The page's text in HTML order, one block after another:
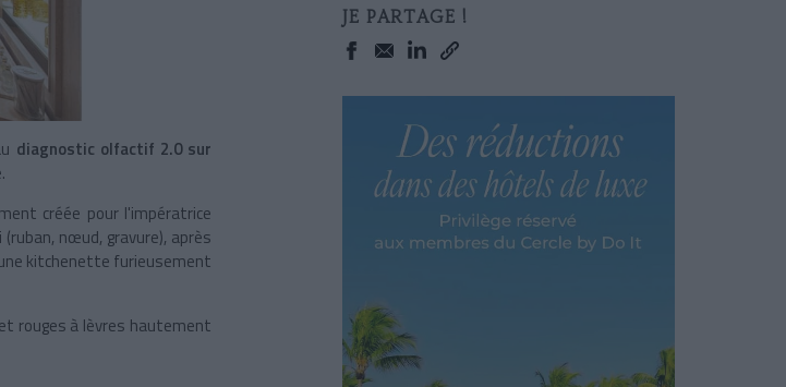
diagnostic olfactif 2.0 sur
créée pour l'impératrice
nœud, gravure), après
kitchenette furieusement
rouges à lèvres hautement
JE PARTAGE !